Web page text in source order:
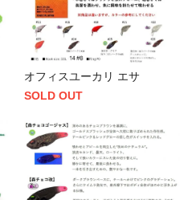
オフィスユーカリ エサ
SOLD OUT